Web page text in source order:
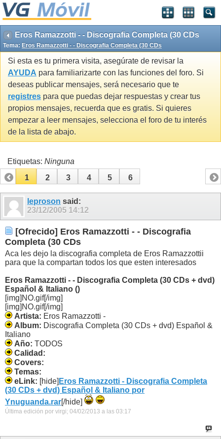
Eros Ramazzotti - - Discografia Completa (30 CDs
Tema: Eros Ramazzotti - - Discografia Completa (30 CDs
Si esta es tu primera visita, asegúrate de revisar la
AYUDA para familiarizarte con las funciones del foro. Si
deseas publicar mensajes, será necesario que te
registres para que puedas dejar respuestas y crear tus
propios mensajes, recuerda que es gratis. Si quieres
empezar a leer mensajes, selecciona el foro de tu interés
de la lista de abajo.
Etiquetas: Ninguna
1
2 3 4 5 6
leproson said:
23/12/2005 14:12
[Ofrecido] Eros Ramazzotti - - Discografia
Completa (30 CDs
Aca les dejo la discografia completa de Eros Ramazzottii
para que la compartan todos los que esten interesados
Eros Ramazzotti - - Discografia Completa (30 CDs + dvd)
Español & Italiano ()
[img]NO.gif[/img]
[img]NO.gif[/img]
Artista: Eros Ramazzotti -
Album: Discografia Completa (30 CDs + dvd) Español &
Italiano
Año: TODOS
Calidad:
Covers:
Temas:
eLink: [hide] Eros Ramazzotti - Discografia Completa
(30 CDs + dvd) Español & Italiano por
Ynuguanda.rar[/hide]
Última edición por virgi; 04/02/2013 a las 03:17